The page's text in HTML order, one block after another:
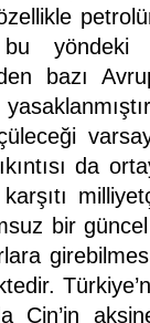
yöndeki
bazı
da
bir
Çin’in